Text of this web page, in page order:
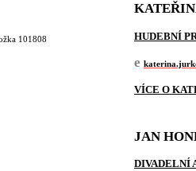
101808 HUDEBNÍ
e
VÍCE O
JAN
DIVADELNÍ